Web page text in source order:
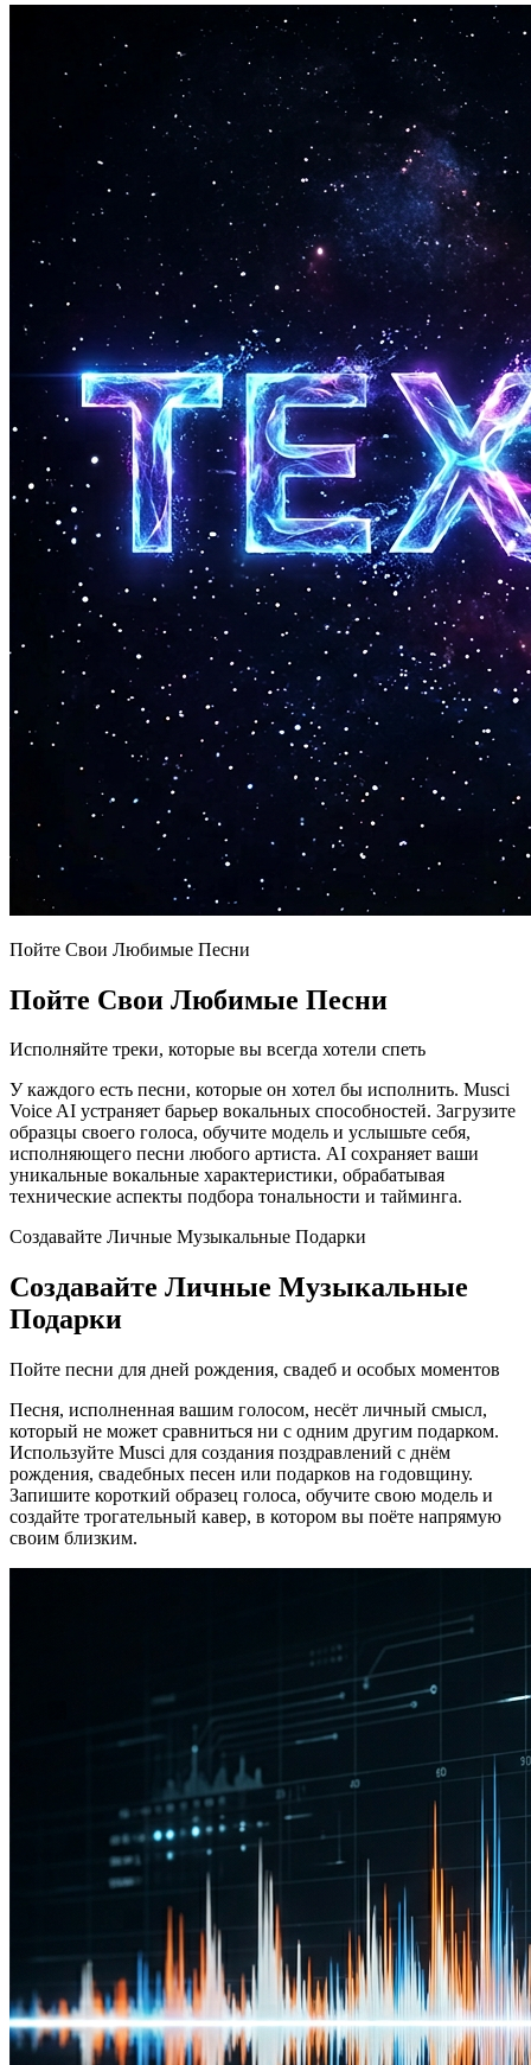
Пойте Свои Любимые Песни
Пойте Свои Любимые Песни
Исполняйте треки, которые вы всегда хотели спеть
У каждого есть песни, которые он хотел бы исполнить. Musci
Voice AI устраняет барьер вокальных способностей. Загрузите
образцы своего голоса, обучите модель и услышьте себя,
исполняющего песни любого артиста. AI сохраняет ваши
уникальные вокальные характеристики, обрабатывая
технические аспекты подбора тональности и тайминга.
Создавайте Личные Музыкальные Подарки
Создавайте Личные Музыкальные
Подарки
Пойте песни для дней рождения, свадеб и особых моментов
Песня, исполненная вашим голосом, несёт личный смысл,
который не может сравниться ни с одним другим подарком.
Используйте Musci для создания поздравлений с днём
рождения, свадебных песен или подарков на годовщину.
Запишите короткий образец голоса, обучите свою модель и
создайте трогательный кавер, в котором вы поёте напрямую
своим близким.